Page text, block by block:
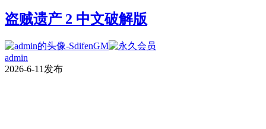
盗贼遗产 2 中文破解版
admin
2026-6-11发布